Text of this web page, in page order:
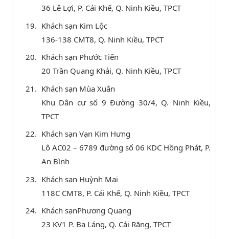
36 Lê Lợi, P. Cái Khế, Q. Ninh Kiều, TPCT
Khách sạn Kim Lộc
136-138 CMT8, Q. Ninh Kiều, TPCT
Khách sạn Phước Tiến
20 Trần Quang Khải, Q. Ninh Kiều, TPCT
Khách sạn Mùa Xuân
Khu Dân cư số 9 Đường 30/4, Q. Ninh Kiều,
TPCT
Khách sạn Vạn Kim Hưng
Lô AC02 – 6789 đường số 06 KDC Hồng Phát, P.
An Bình
Khách sạn Huỳnh Mai
118C CMT8, P. Cái Khế, Q. Ninh Kiều, TPCT
Khách sạnPhương Quang
23 KV1 P. Ba Láng, Q. Cái Răng, TPCT